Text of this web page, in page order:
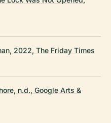
2022, The Friday Times
n.d., Google Arts &